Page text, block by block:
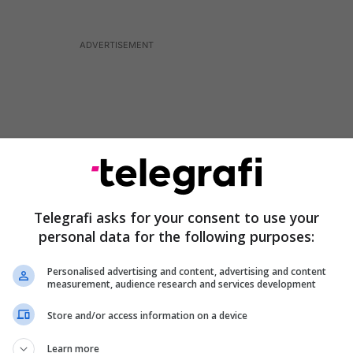
pasi morëm kartonin e kuq. Me gabimin
golin e barazimit”.
Telegrafi asks for your consent to use your
personal data for the following purposes:
Personalised advertising and content, advertising and content
measurement, audience research and services development
Store and/or access information on a device
Learn more